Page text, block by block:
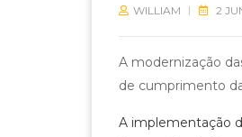
WILLIAM 2
A modernização
de cumprimento
A implementação